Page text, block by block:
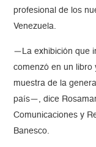
profesional de los
Venezuela.
—La exhibición que
comenzó en un libro
muestra de la
país—, dice
Comunicaciones y
Banesco.